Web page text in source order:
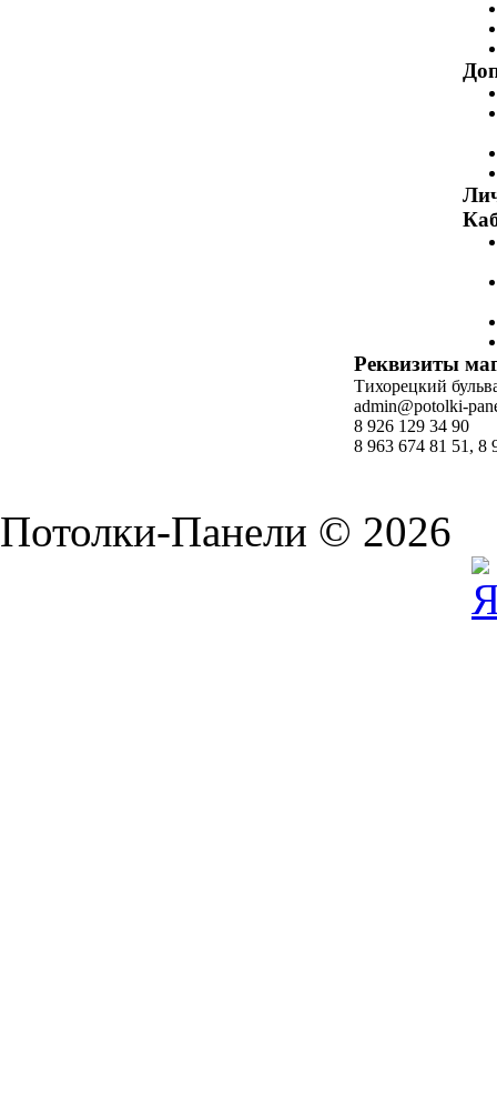
Реквизиты
Тихорецкий
admin@potolki-
8 926 129 34 90
8 963 674 81 51, 8
Потолки-Панели © 2026